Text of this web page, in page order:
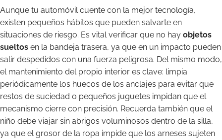
Aunque tu automóvil cuente con la mejor tecnología,
existen pequeños hábitos que pueden salvarte en
situaciones de riesgo. Es vital verificar que no hay objetos
sueltos en la bandeja trasera, ya que en un impacto pueden
salir despedidos con una fuerza peligrosa. Del mismo modo,
el mantenimiento del propio interior es clave: limpia
periódicamente los huecos de los anclajes para evitar que
restos de suciedad o pequeños juguetes impidan que el
mecanismo cierre con precisión. Recuerda también que el
niño debe viajar sin abrigos voluminosos dentro de la silla,
ya que el grosor de la ropa impide que los arneses sujeten